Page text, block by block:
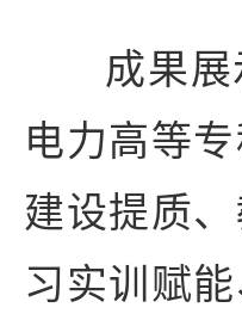
成果
电力高等
建设提质
习实训赋